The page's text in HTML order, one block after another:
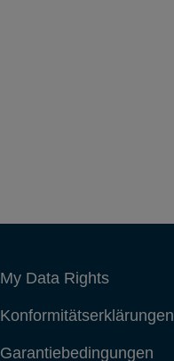
My Data Rights
Konformitätserklärungen
Garantiebedingungen